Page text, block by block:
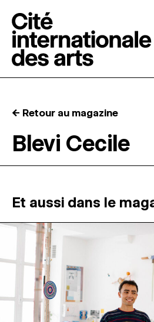
RÉSIDENCES ↓
ATELIERS OUVERTS
PROGRAMMATION
MAGAZINE
ESPACES DE PRATIQUE
← Retour au magazine
Blevi Cecile
Et aussi dans le